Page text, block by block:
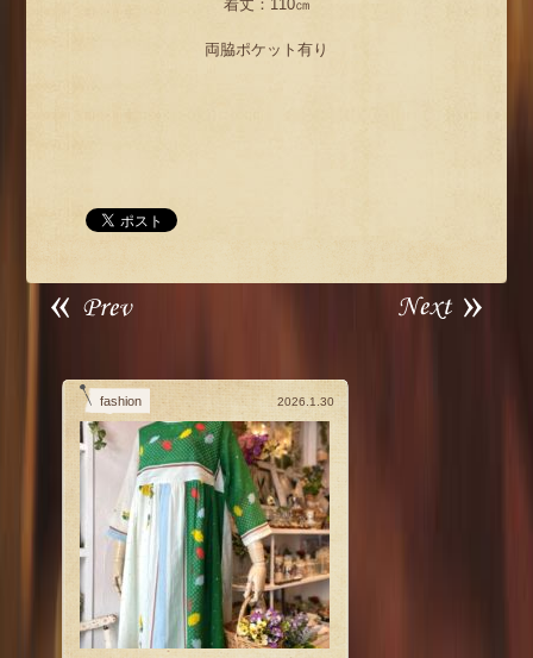
着丈：110㎝
両脇ポケット有り
fashion 2026.1.30